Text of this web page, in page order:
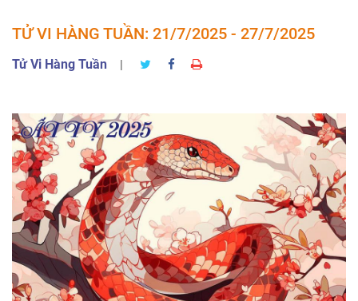
TỬ VI HÀNG TUẦN: 21/7/2025 - 27/7/2025
Tử Vi Hàng Tuần |